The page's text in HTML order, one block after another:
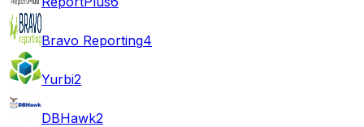
Bravo Reporting4
Yurbi2
DBHawk2